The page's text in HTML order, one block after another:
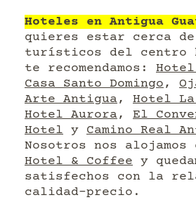
Hoteles en Antigua
quieres estar cerca
turísticos del centro
te recomendamos: Hotel
Casa Santo Domingo ,
Arte Antigua , Hotel
Hotel Aurora , El
Hotel y Camino Real
Nosotros nos alojamos
Hotel & Coffee y
satisfechos con la
calidad-precio.